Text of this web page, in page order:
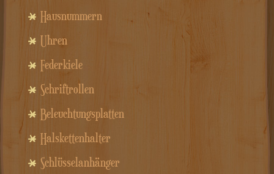
Hausnummern
Uhren
Federkiele
Schriftrollen
Beleuchtungsplatten
Halskettenhalter
Schlüsselanhänger